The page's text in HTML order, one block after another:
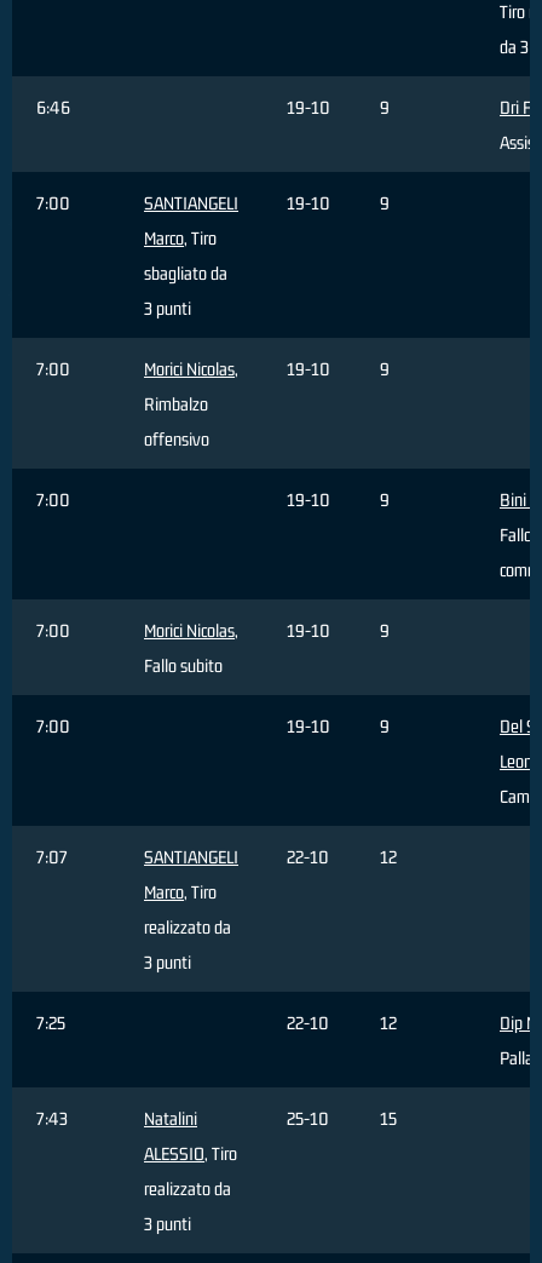
Tiro
da 3
6:46 19-10 9
Dri
Assist
7:00
SANTIANGELI
Marco, Tiro
sbagliato da
3 punti
19-10 9
7:00 Morici Nicolas,
Rimbalzo
offensivo
19-10 9
7:00 19-10 9
Bini
Fallo
7:00 Morici Nicolas,
Fallo subito
19-10 9
7:00 19-10 9
Del
7:07
SANTIANGELI
Marco, Tiro
realizzato da
3 punti
22-10 12
7:25 22-10 12
Dip
Palla
7:43
Natalini
ALESSIO, Tiro
realizzato da
3 punti
25-10 15